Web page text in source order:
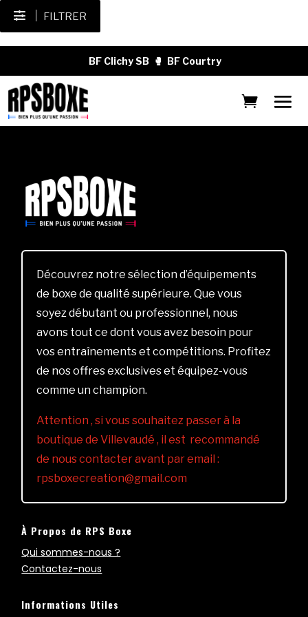
FILTRER
BF Clichy SB 🥊 BF Courtry
Découvrez notre sélection d’équipements
de boxe de qualité supérieure. Que vous
soyez débutant ou professionnel, nous
avons tout ce dont vous avez besoin pour
vos entraînements et compétitions. Profitez
de nos offres exclusives et équipez-vous
comme un champion.
Attention , si vous souhaitez passer à la
boutique de Villevaudé , il est recommandé
de nous contacter avant par email :
rpsboxecreation@gmail.com
À Propos de RPS Boxe
Qui sommes-nous ?
Contactez-nous
Informations Utiles